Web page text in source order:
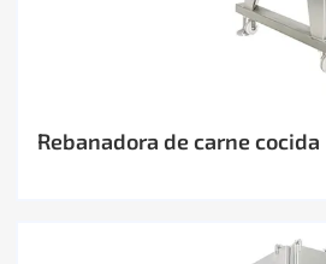
Rebanadora de carne cocida